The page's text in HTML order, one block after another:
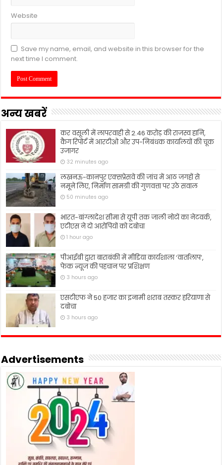
Website
Save my name, email, and website in this browser for the
next time I comment.
अन्य खबरें
कर वसूली में लापरवाही से 2.46 करोड़ की राजस्व हानि,
कैग रिपोर्ट में आरटीओ और उप-निबंधक कार्यालयों की चूक
उजागर
32 minutes ago
लखनऊ-कानपुर एक्सप्रेसवे की जांच में आठ जगहों से
नमूने लिए, निर्माण सामग्री की गुणवत्ता पर उठे सवाल
50 minutes ago
भारत-बांग्लादेश सीमा से यूपी तक जाली नोटों का नेटवर्क,
एटीएस ने दो आरोपियों को दबोचा
1 hour ago
पीआईबी द्वारा बाराबंकी में मीडिया कार्यशाला ‘वार्तालाप’,
फेक न्यूज की पहचान पर प्रशिक्षण
3 hours ago
एसटीएफ ने 50 हजार का इनामी शराब तस्कर हरियाणा से
दबोचा
3 hours ago
Advertisements